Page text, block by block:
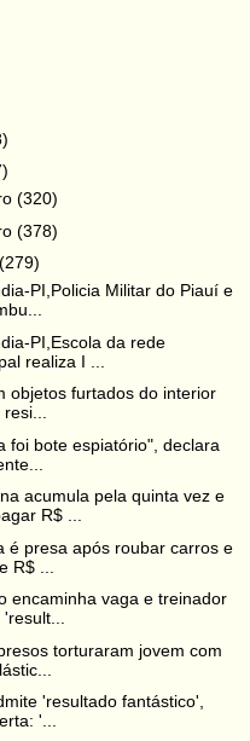
(320)
(378)
(279)
PI,Policia Militar do Piauí e
PI,Escola da rede
realiza I ...
objetos furtados do interior
foi bote espiatório", declara
acumula pela quinta vez e
R$ ...
é presa após roubar carros e
R$ ...
encaminha vaga e treinador
torturaram jovem com
'resultado fantástico',
'...